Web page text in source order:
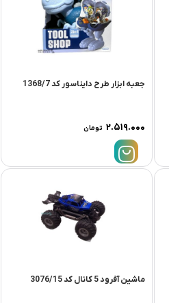
جعبه ابزار طرح دایناسور کد 1368/7
۲.۵۱۹.۰۰۰ تومان
ماشین آفرود 5 کانال کد 3076/15